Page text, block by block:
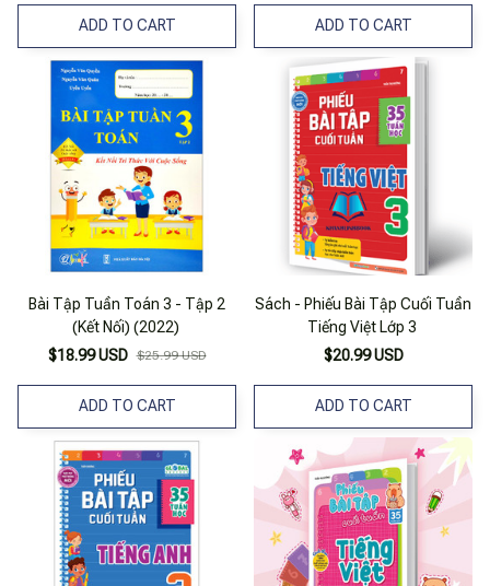
ADD TO CART ADD TO CART
Bài Tập Tuần Toán 3 - Tập 2
(Kết Nối) (2022)
$18.99 USD $25.99 USD
ADD TO CART
Sách - Phiếu Bài Tập Cuối Tuần
Tiếng Việt Lớp 3
$20.99 USD
ADD TO CART